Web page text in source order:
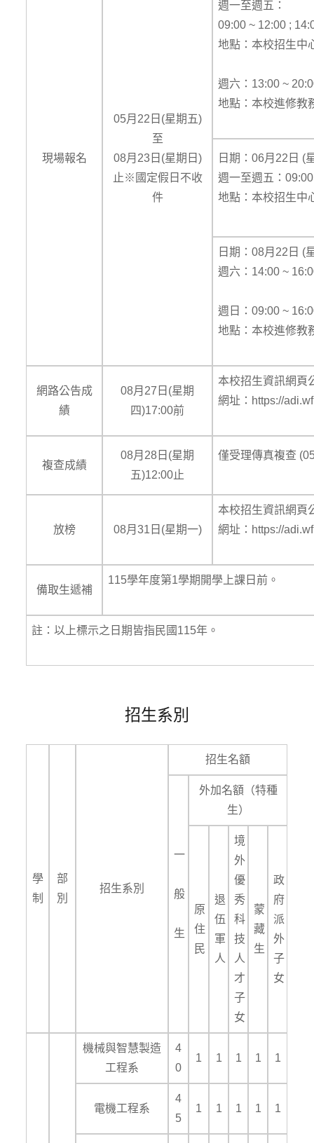
現場報名
05月22日(星期五)
至
08月23日(星期日)
止※國定假日不收
件
週一至週五：
09:00 ~ 12:00 ;
地點：本校招生中
週六：13:00 ~
地點：本校進修教
日期：06月22日 (
週一至週五：
地點：本校招生中
日期：08月22日 (
週六：14:00 ~
週日：09:00 ~
地點：本校進修教
網路公告成
績
08月27日(星期
四)17:00前
本校招生資訊網頁
網址：https://
複查成績
08月28日(星期
五)12:00止
僅受理傳真複查
放榜 08月31日(星期一)
本校招生資訊網頁
網址：https://
備取生遞補
115學年度第1學期開學上課日前。
註：以上標示之日期皆指民國115年。
招生系別
學
制
部
別
招生系別
招生名額
一
般
生
外加名額（特種
生）
原
住
民
退
伍
軍
人
境
外
優
秀
科
技
人
才
子
女
蒙
藏
生
政
府
派
外
子
女
機械與智慧製造
工程系
4
0
1 1 1 1 1
電機工程系
4
5
1 1 1 1 1